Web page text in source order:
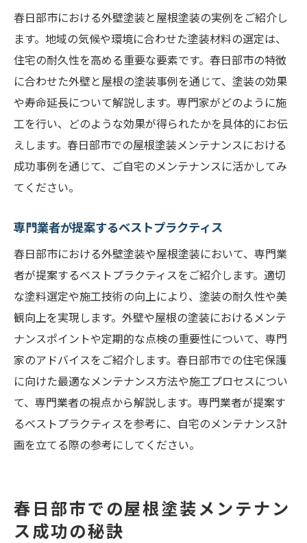
春日部市における外壁塗装と屋根塗装の実例をご紹介し
ます。地域の気候や環境に合わせた塗装材料の選定は、
住宅の耐久性を高める重要な要素です。春日部市の特徴
に合わせた外壁と屋根の塗装事例を通じて、塗装の効果
や寿命延長について解説します。専門家がどのように施
工を行い、どのような効果が得られたかを具体的にお伝
えします。春日部市での屋根塗装メンテナンスにおける
成功事例を通じて、ご自宅のメンテナンスに活かしてみ
てください。
専門業者が提案するベストプラクティス
春日部市における外壁塗装や屋根塗装において、専門業
者が提案するベストプラクティスをご紹介します。適切
な塗料選定や施工技術の向上により、塗装の耐久性や美
観向上を実現します。外壁や屋根の塗装におけるメンテ
ナンスポイントや定期的な点検の重要性について、専門
家のアドバイスをご紹介します。春日部市での住宅保護
に向けた最適なメンテナンス方法や施工プロセスについ
て、専門業者の視点から解説します。専門業者が提案す
るベストプラクティスを参考に、自宅のメンテナンス計
画を立てる際の参考にしてください。
春日部市での屋根塗装メンテナン
ス成功の秘訣